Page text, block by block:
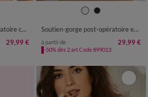
Soutien-gorge post-opératoire coton stretch bonnets moulés - sans armatures
29,99 €
Soutien-gorge post-opératoire en microfibre "Caminata" - sans armatures
à partir de 29,99 €
-50% dès 2 art Code 899013